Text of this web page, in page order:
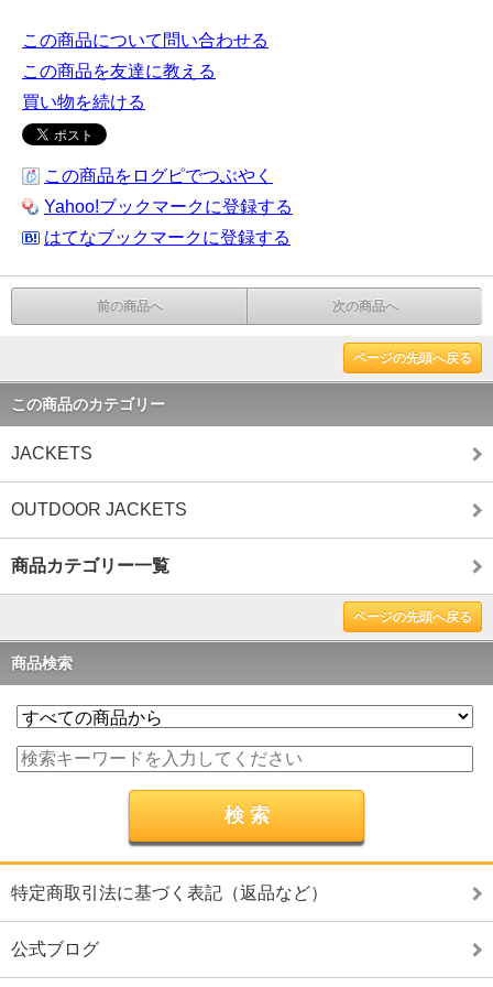
この商品について問い合わせる
この商品を友達に教える
買い物を続ける
この商品をログピでつぶやく
Yahoo!ブックマークに登録する
はてなブックマークに登録する
前の商品へ 次の商品へ
ページの先頭へ戻る
この商品のカテゴリー
JACKETS
OUTDOOR JACKETS
商品カテゴリー一覧
ページの先頭へ戻る
商品検索
特定商取引法に基づく表記（返品など）
公式ブログ